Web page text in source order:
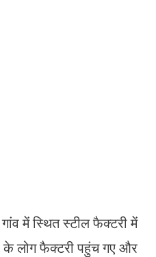
में स्थित स्टील फैक्टरी में
के लोग फैक्टरी पहुंच गए और